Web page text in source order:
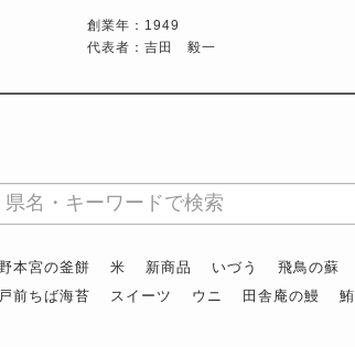
創業年：1949
代表者：吉田 毅一
本宮の釜餅 米 新商品 いづう 飛鳥の蘇
前ちば海苔
スイーツ ウニ 田舎庵の鰻 鮪